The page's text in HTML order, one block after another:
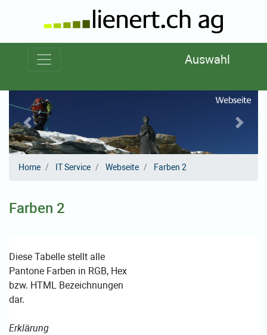
Auswahl
« »
Home IT Service Webseite Farben 2
Farben 2
Diese Tabelle stellt alle
Pantone Farben in RGB, Hex
bzw. HTML Bezeichnungen
dar.
Erklärung